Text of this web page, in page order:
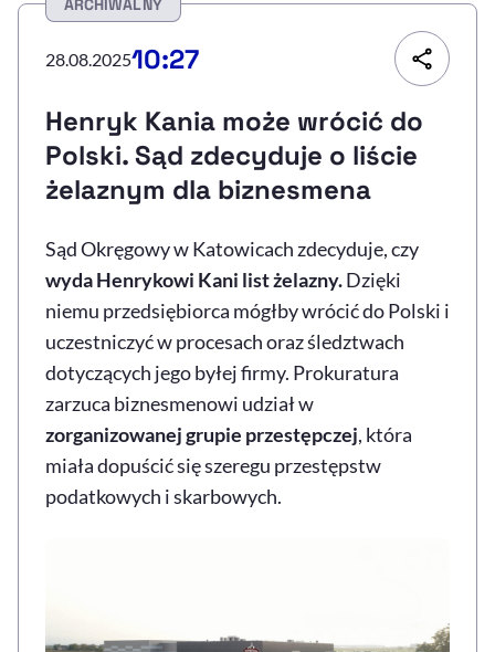
Sprawdź, jak i dlaczego zwiększamy dostępność , otwiera się w nowym
Deklaracja dostępności, otwiera się w nowym oknie
Zgłoś problem
ARCHIWALNY
28.08.202510:27
Henryk Kania może wrócić do
Polski. Sąd zdecyduje o liście
żelaznym dla biznesmena
Sąd Okręgowy w Katowicach zdecyduje, czy
wyda Henrykowi Kani list żelazny.Dzięki
niemu przedsiębiorca mógłby wrócić do Polski i
uczestniczyć w procesach oraz śledztwach
dotyczących jego byłej firmy. Prokuratura
zarzuca biznesmenowi udział w
zorganizowanej grupie przestępczej, która
miała dopuścić się szeregu przestępstw
podatkowych i skarbowych.